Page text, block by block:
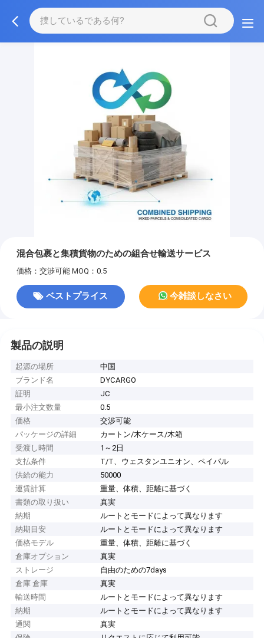
混合包裹と集積貨物のための組合せ輸送サービス
価格：交渉可能 MOQ：0.5
ベストプライス 今雑談しなさい
製品の説明
起源の場所
中国
ブランド名
DYCARGO
証明
JC
最小注文数量
0.5
価格
交渉可能
パッケージの詳細
カートン/木ケース/木箱
受渡し時間
1～2日
支払条件
T/T、ウェスタンユニオン、ペイパル
供給の能力
50000
運賃計算
重量、体積、距離に基づく
書類の取り扱い
真実
納期
ルートとモードによって異なります
納期目安
ルートとモードによって異なります
価格モデル
重量、体積、距離に基づく
倉庫オプション
真実
ストレージ
自由のための7days
倉庫 倉庫
真実
輸送時間
ルートとモードによって異なります
納期
ルートとモードによって異なります
通関
真実